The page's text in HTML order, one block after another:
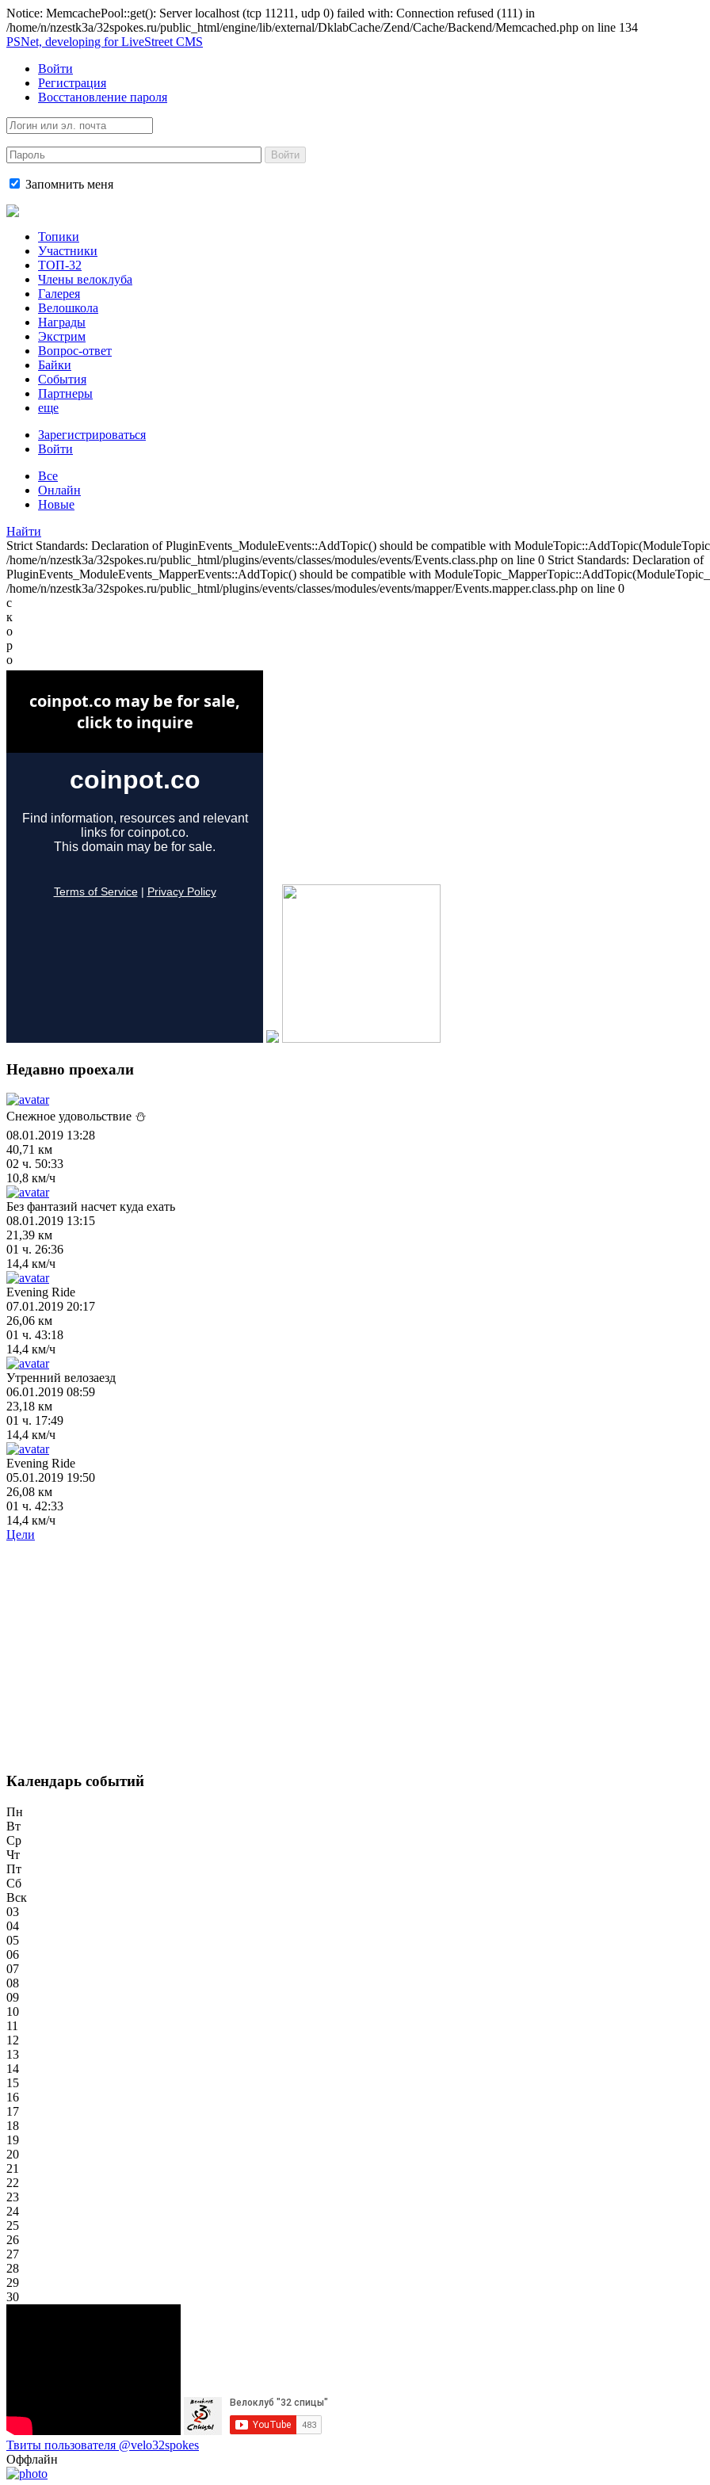
Notice: MemcachePool::get(): Server localhost (tcp 11211, udp 0) failed with: Connection refused (111) in
/home/n/nzestk3a/32spokes.ru/public_html/engine/lib/external/DklabCache/Zend/Cache/Backend/Memcached.php on line 134
PSNet, developing for LiveStreet CMS
Войти
Регистрация
Восстановление пароля
Войти
Запомнить меня
Топики
Участники
ТОП-32
Члены велоклуба
Галерея
Велошкола
Награды
Экстрим
Вопрос-ответ
Байки
События
Партнеры
еще
Зарегистрироваться
Войти
Все
Онлайн
Новые
Найти
Strict Standards: Declaration of PluginEvents_ModuleEvents::AddTopic() should be compatible with
/home/n/nzestk3a/32spokes.ru/public_html/plugins/events/classes/modules/events/Events.class.php on line 0 Strict Standards: Declaration of
PluginEvents_ModuleEvents_MapperEvents::AddTopic() should be compatible with
/home/n/nzestk3a/32spokes.ru/public_html/plugins/events/classes/modules/events/mapper/Events.mapper.class.php on line 0
с
к
о
р
о
Недавно проехали
Снежное удовольствие ⛄
08.01.2019 13:28
40,71 км
02 ч. 50:33
10,8 км/ч
Без фантазий насчет куда ехать
08.01.2019 13:15
21,39 км
01 ч. 26:36
14,4 км/ч
Evening Ride
07.01.2019 20:17
26,06 км
01 ч. 43:18
14,4 км/ч
Утренний велозаезд
06.01.2019 08:59
23,18 км
01 ч. 17:49
14,4 км/ч
Evening Ride
05.01.2019 19:50
26,08 км
01 ч. 42:33
14,4 км/ч
Цели
Календарь событий
Пн
Вт
Ср
Чт
Пт
Сб
Вск
03
04
05
06
07
08
09
10
11
12
13
14
15
16
17
18
19
20
21
22
23
24
25
26
27
28
29
30
Твиты пользователя @velo32spokes
Оффлайн